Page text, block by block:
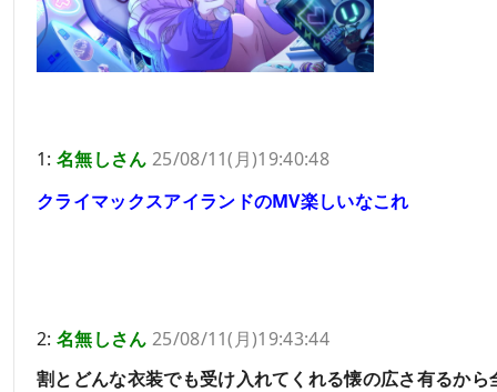
1: 名無しさん 25/08/11(月)19:40:48
クライマックスアイランドのMV楽しいなこれ
2: 名無しさん 25/08/11(月)19:43:44
割とどんな衣装でも受け入れてくれる懐の広さ有るから